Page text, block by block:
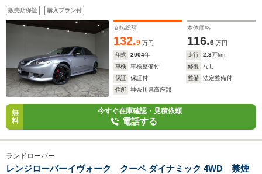
ビTV/BOSE/HIDヘッドライト/キーレス/ブラックルーフ&ドア
ミラー/リアウィング/オートエアコン/電格ミラー/フォグランプ
販売店保証 購入プラン付
支払総額
132.9 万円
本体価格
116.6 万円
年式
2004年 走行 2.3万km
車検
車検整備付 修復
なし
保証
保証付 整備
法定整備付
住所
神奈川県高座郡
無
料
今すぐ在庫確認・見積依頼
電話する
ランドローバー
レンジローバーイヴォーク クーペ ダイナミック 4WD 禁煙